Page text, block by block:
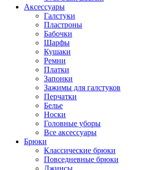
Аксессуары
Галстуки
Пластроны
Бабочки
Шарфы
Кушаки
Ремни
Платки
Запонки
Зажимы для галстуков
Перчатки
Белье
Носки
Головные уборы
Все аксессуары
Брюки
Классические брюки
Повседневные брюки
Джинсы